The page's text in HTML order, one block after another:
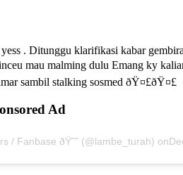
. Ditunggu klarifikasi kabar
mau malming dulu Emang ky
sambil stalking sosmed ðŸ¤£ðŸ¤£
Ad
/ Fanbase ðŸ˜˜ (@lambe_turah) onDec 15, 2018 at